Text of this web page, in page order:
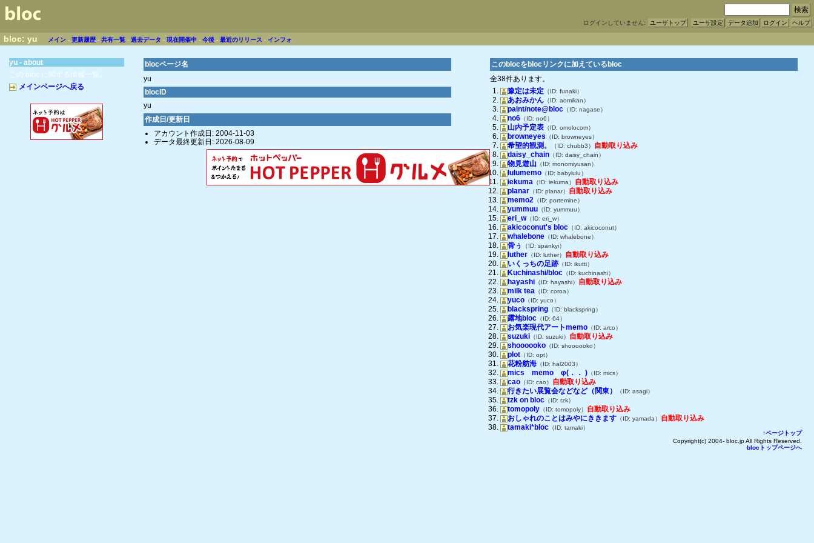
ログインしていません: ユーザトップ ユーザ設定 データ追加 ログイン ヘルプ
bloc: yu メイン -更新履歴 -共有一覧 -過去データ -現在開催中 -今後 -最近のリリース - インフォ
yu - about
この bloc に関する情報一覧。
メインページへ戻る
blocページ名
yu
blocID
yu
作成日/更新日
アカウント作成日: 2004-11-03
データ最終更新日: 2026-08-09
このblocをblocリンクに加えているbloc
全38件あります。
豫定は未定 （ID: funaki）
あおみかん （ID: aomikan）
paint/note@bloc （ID: nagase）
no6 （ID: no6）
山内予定表 （ID: omolocom）
browneyes （ID: browneyes）
希望的観測。 （ID: chubb3） 自動取り込み
daisy_chain （ID: daisy_chain）
物見遊山 （ID: monomiyusan）
lulumemo （ID: babylulu）
iekuma （ID: iekuma） 自動取り込み
planar （ID: planar） 自動取り込み
memo2 （ID: portemine）
yummuu （ID: yummuu）
eri_w（ID: eri_w）
akicoconut's bloc （ID: akicoconut）
whalebone （ID: whalebone）
骨ぅ （ID: spankyi）
luther （ID: luther） 自動取り込み
いくっちの足跡 （ID: ikutti）
Kuchinashi/bloc （ID: kuchinashi）
hayashi （ID: hayashi） 自動取り込み
milk tea （ID: coroa）
yuco （ID: yuco）
blackspring （ID: blackspring）
露地bloc （ID: 64）
お気楽現代アートmemo （ID: arco）
suzuki （ID: suzuki） 自動取り込み
shoooooko （ID: shoooooko）
plot （ID: opt）
花粉舫海 （ID: hal2003）
mics memo φ(．． ) （ID: mics）
cao （ID: cao） 自動取り込み
行きたい展覧会などなど（関東）
（ID: asagi）
tzk on bloc （ID: tzk）
tomopoly （ID: tomopoly） 自動取り込み
おしゃれのことはみやにききます （ID: yamada） 自動取り込み
tamaki*bloc （ID: tamaki）
↑ページトップ
Copyright(c) 2004- bloc.jp All Rights Reserved.
blocトップページへ